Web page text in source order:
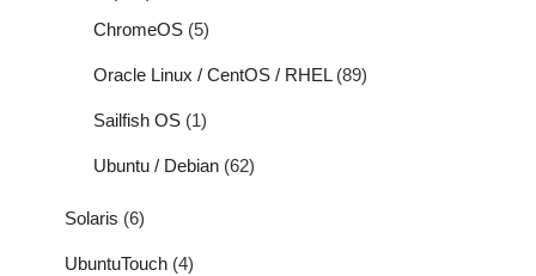
ChromeOS (5)
Oracle Linux / CentOS / RHEL(89)
Sailfish OS (1)
Ubuntu / Debian (62)
Solaris (6)
UbuntuTouch (4)